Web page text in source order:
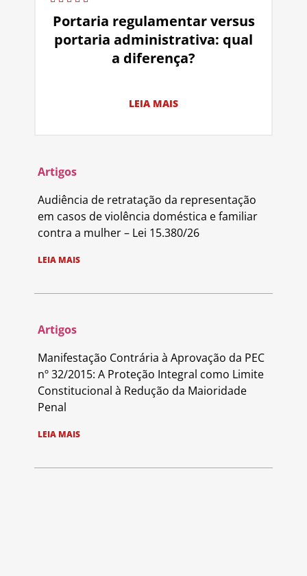
Portaria regulamentar versus
portaria administrativa: qual
a diferença?
LEIA MAIS
Artigos
Audiência de retratação da representação
em casos de violência doméstica e familiar
contra a mulher – Lei 15.380/26
LEIA MAIS
Artigos
Manifestação Contrária à Aprovação da PEC
nº 32/2015: A Proteção Integral como Limite
Constitucional à Redução da Maioridade
Penal
LEIA MAIS